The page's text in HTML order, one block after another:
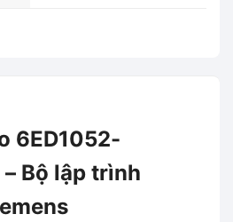
6ED1052-
Bộ lập trình